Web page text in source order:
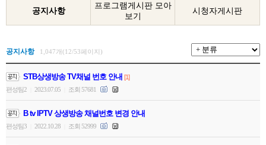
공지사항
프로그램게시판 모아
보기
시청자게시판
공지사항 1,047개(12/53페이지)
STB상생방송 TV채널 번호 안내 [1]
편성팀2
2023.07.05 조회 57681
B tv IPTV 상생방송 채널번호 변경 안내
편성팀3 2022.10.28 조회 52999